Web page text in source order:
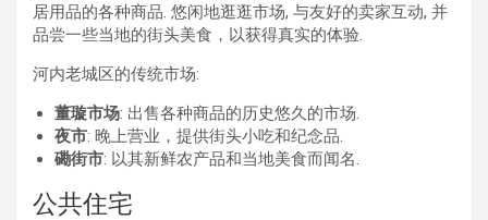
居用品的各种商品. 悠闲地逛逛市场, 与友好的卖家互动, 并
品尝一些当地的街头美食，以获得真实的体验.
河内老城区的传统市场:
董璇市场: 出售各种商品的历史悠久的市场.
夜市: 晚上营业，提供街头小吃和纪念品.
磡街市: 以其新鲜农产品和当地美食而闻名.
公共住宅